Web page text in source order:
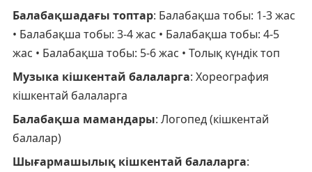
Балабақшадағы топтар: Балабақша тобы: 1-3 жас
• Балабақша тобы: 3-4 жас • Балабақша тобы: 4-5
жас • Балабақша тобы: 5-6 жас • Толық күндік топ
Музыка кішкентай балаларга: Хореография
кішкентай балаларга
Балабақша мамандары: Логопед (кішкентай
балалар)
Шығармашылық кішкентай балаларга: